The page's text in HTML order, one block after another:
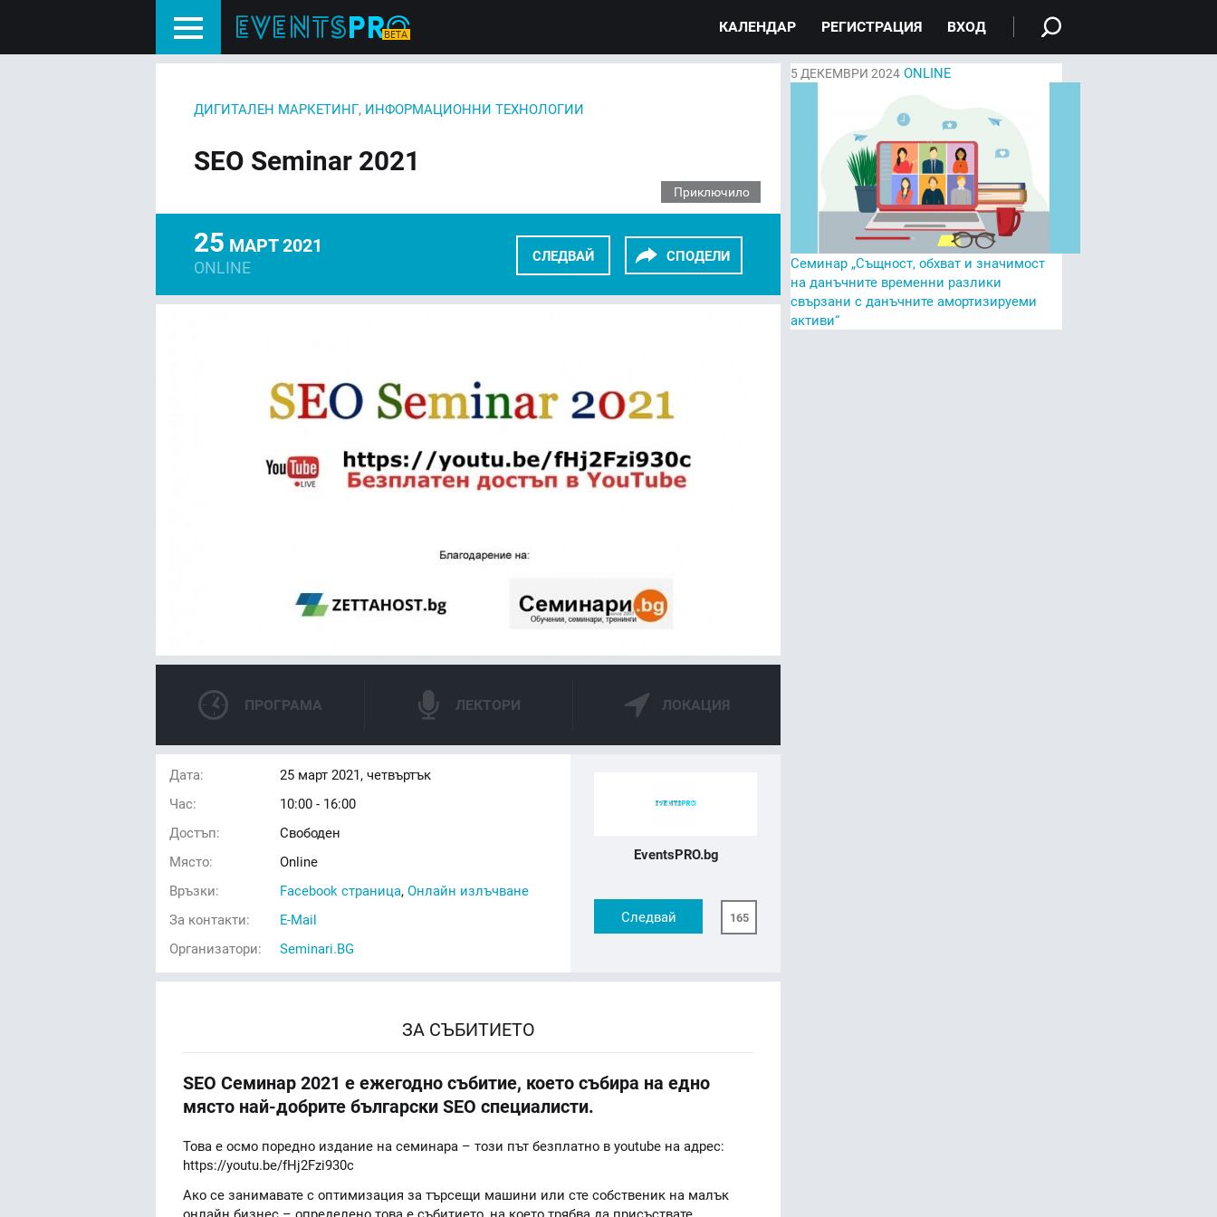
КАЛЕНДАР РЕГИСТРАЦИЯ ВХОД
ДИГИТАЛЕН МАРКЕТИНГ, ИНФОРМАЦИОННИ ТЕХНОЛОГИИ
SEO Seminar 2021
Приключило
СЛЕДВАЙ СПОДЕЛИ
25 МАРТ 2021
ONLINE
ПРОГРАМА ЛЕКТОРИ ЛОКАЦИЯ
Дата: 25 март 2021, четвъртък
Час:
10:00 - 16:00
Достъп:
Свободен
Място:
Online
Връзки:
Facebook страница, Онлайн излъчване
За контакти:
E-Mail
Организатори:
Seminari.BG
EventsPRO.bg
Следвай 165
ЗА СЪБИТИЕТО
SEO Семинар 2021 е ежегодно събитие, което събира на едно
място най-добрите български SEO специалисти.
Това е осмо поредно издание на семинара – този път безплатно в youtube на адрес:
https://youtu.be/fHj2Fzi930c
Ако се занимавате с оптимизация за търсещи машини или сте собственик на малък
5ДЕКЕМВРИ 2024 ONLINE
Семинар „Същност, обхват и значимост
на данъчните временни разлики
свързани с данъчните амортизируеми
активи“